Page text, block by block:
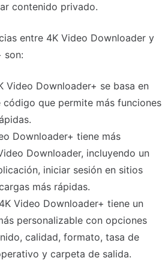
contenido privado.
entre 4K Video Downloader y
son:
Video Downloader+ se basa en
código que permite más funciones
Downloader+ tiene más
Downloader, incluyendo un
iniciar sesión en sitios
más rápidas.
Video Downloader+ tiene un
personalizable con opciones
calidad, formato, tasa de
y carpeta de salida.